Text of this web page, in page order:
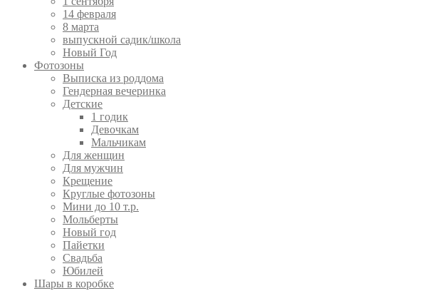
14 февраля
8 марта
выпускной садик/школа
Новый Год
Фотозоны
Выписка из роддома
Гендерная вечеринка
Детские
1 годик
Девочкам
Мальчикам
Для женщин
Для мужчин
Крещение
Круглые фотозоны
Мини до 10 т.р.
Мольберты
Новый год
Пайетки
Свадьба
Юбилей
Шары в коробке